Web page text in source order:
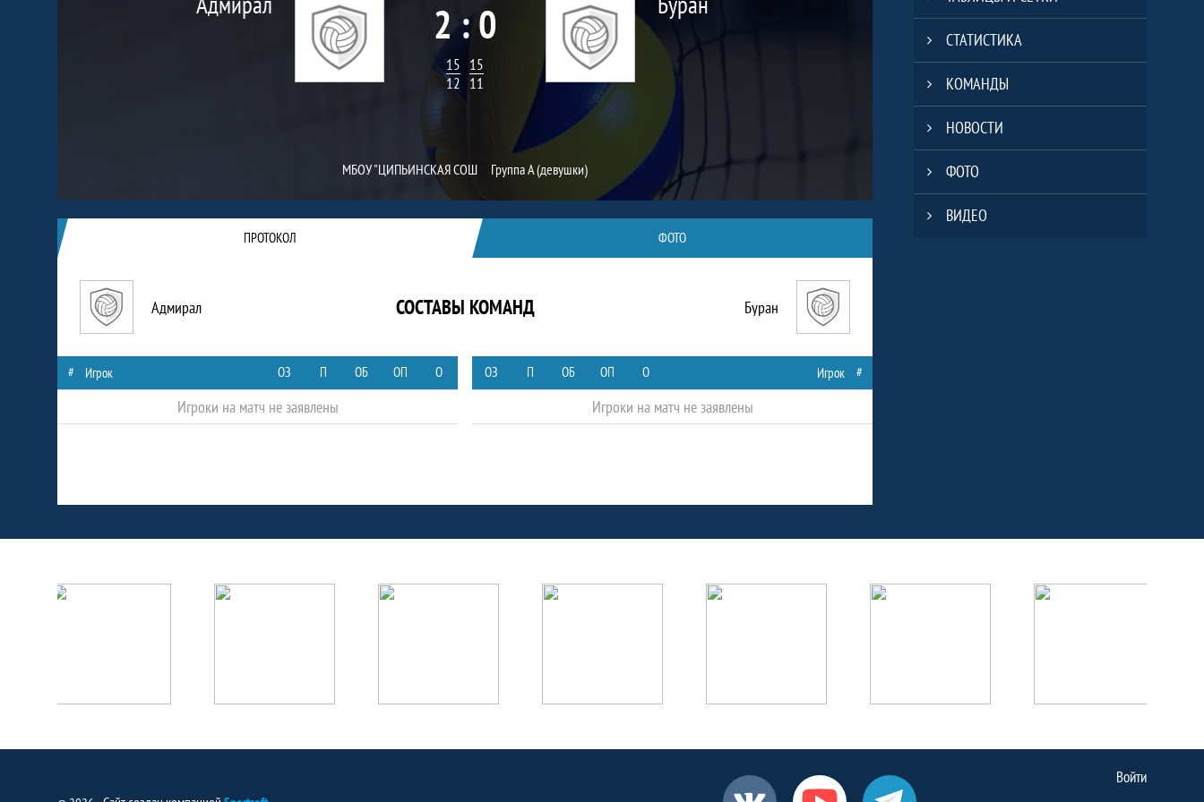
2 : 0
15
12
15
11
МБОУ "ЦИПЬИНСКАЯ СОШ Группа А (девушки)
ПРОТОКОЛ ФОТО
Адмирал СОСТАВЫ КОМАНД Буран
# Игрок ОЗ П ОБ ОП О
Игроки на матч не заявлены
ОЗ П ОБ ОП О Игрок #
Игроки на матч не заявлены
СТАТИСТИКА
КОМАНДЫ
НОВОСТИ
ФОТО
ВИДЕО
Партнёры
Войти